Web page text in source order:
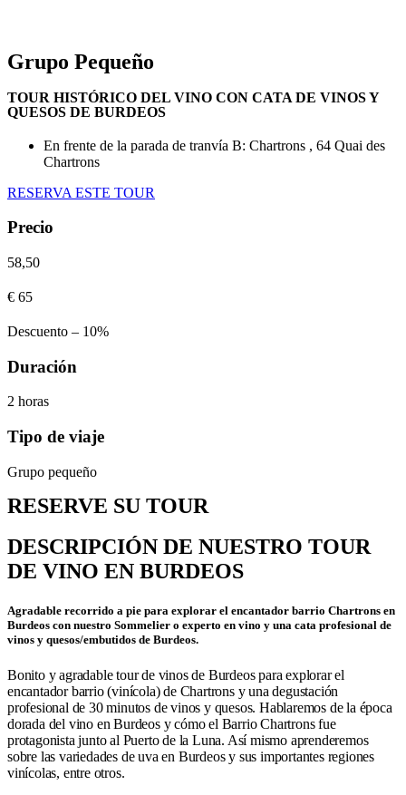
Grupo Pequeño
TOUR HISTÓRICO DEL VINO CON CATA DE VINOS Y
QUESOS DE BURDEOS
En frente de la parada de tranvía B: Chartrons , 64 Quai des
Chartrons
RESERVA ESTE TOUR
Precio
58,50
€ 65
Descuento – 10%
Duración
2 horas
Tipo de viaje
Grupo pequeño
RESERVE SU TOUR
DESCRIPCIÓN DE NUESTRO TOUR
DE VINO EN BURDEOS
Agradable recorrido a pie para explorar el encantador barrio Chartrons en
Burdeos con nuestro Sommelier o experto en vino y una cata profesional de
vinos y quesos/embutidos de Burdeos.
Bonito y agradable tour de vinos de Burdeos para explorar el
encantador barrio (vinícola) de Chartrons y una degustación
profesional de 30 minutos de vinos y quesos.Hablaremos de la época
dorada del vino en Burdeos y cómo el Barrio Chartrons fue
protagonista junto al Puerto de la Luna. Así mismo aprenderemos
sobre las variedades de uva en Burdeos y sus importantes regiones
vinícolas, entre otros.